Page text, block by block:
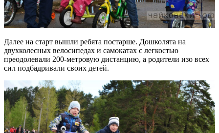
Далее на старт вышли ребята постарше. Дошколята на
двухколесных велосипедах и самокатах с легкостью
преодолевали 200-метровую дистанцию, а родители изо всех
сил подбадривали своих детей.